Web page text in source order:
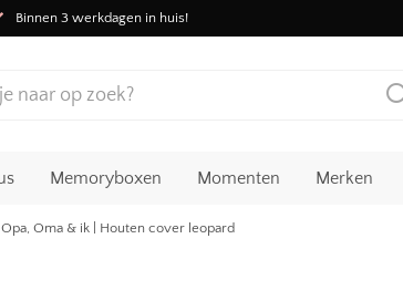
Binnen 3 werkdagen in huis!
Memoryboxen Momenten Merken
Oma & ik | Houten cover leopard